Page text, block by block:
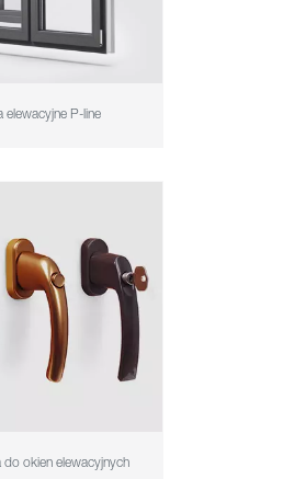
elewacyjne P-line
do okien elewacyjnych